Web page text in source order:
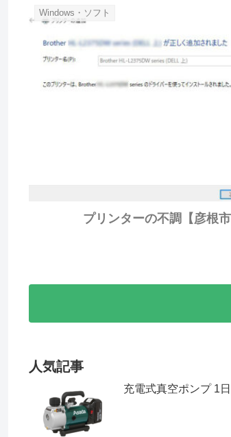
Windows・ソフト
プリンターの不調【彦根市
人気記事
充電式真空ポンプ 1